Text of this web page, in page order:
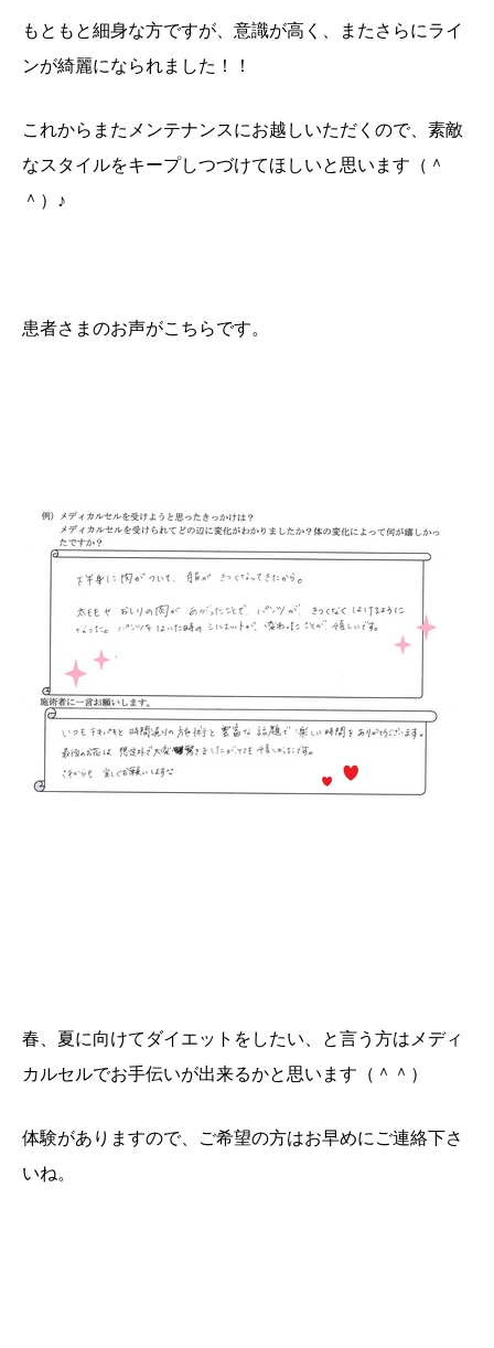
もともと細身な方ですが、意識が高く、またさらにライ
ンが綺麗になられました！！
これからまたメンテナンスにお越しいただくので、素敵
なスタイルをキープしつづけてほしいと思います（＾
＾）♪
患者さまのお声がこちらです。
春、夏に向けてダイエットをしたい、と言う方はメディ
カルセルでお手伝いが出来るかと思います（＾＾）
体験がありますので、ご希望の方はお早めにご連絡下さ
いね。